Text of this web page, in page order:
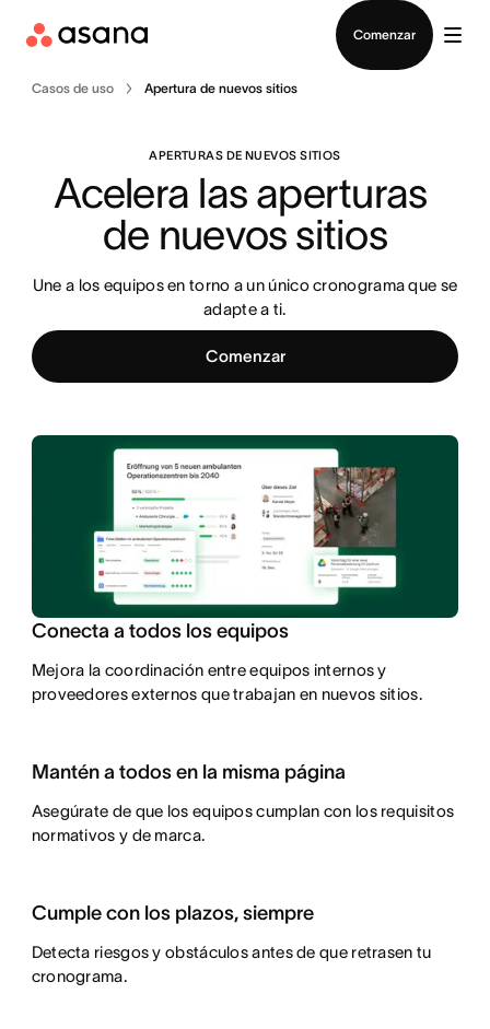
Comenzar
Casos de uso Apertura de nuevos sitios
APERTURAS DE NUEVOS SITIOS
Acelera las aperturas
de nuevos sitios
Une a los equipos en torno a un único cronograma que se
adapte a ti.
Comenzar
Conecta a todos los equipos
Mejora la coordinación entre equipos internos y
proveedores externos que trabajan en nuevos sitios.
Mantén a todos en la misma página
Asegúrate de que los equipos cumplan con los requisitos
normativos y de marca.
Cumple con los plazos, siempre
Detecta riesgos y obstáculos antes de que retrasen tu
cronograma.